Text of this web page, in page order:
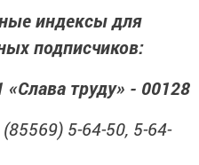
индексы для
подписчиков:
труду» - 00128
5-64-50, 5-64-